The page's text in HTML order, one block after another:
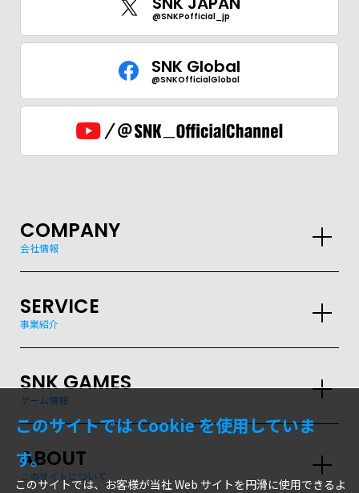
@SNKPofficial_jp
SNK Global
@SNKOfficialGlobal
COMPANY
会社情報
SERVICE
事業紹介
SNK GAMES
ゲーム情報
ABOUT
このサイトについて
このサイトでは Cookie を使用していま
す。
このサイトでは、お客様が当社 Web サイトを円滑に使用できるよ